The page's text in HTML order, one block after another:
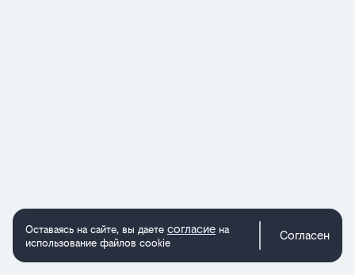
Оставаясь на сайте, вы даете согласие на
использование файлов cookie
Согласен